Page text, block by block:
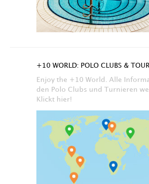
+10 WORLD: POLO CLUBS &
Enjoy the +10 World. Alle
den Polo Clubs und Turnieren
Klickt hier!